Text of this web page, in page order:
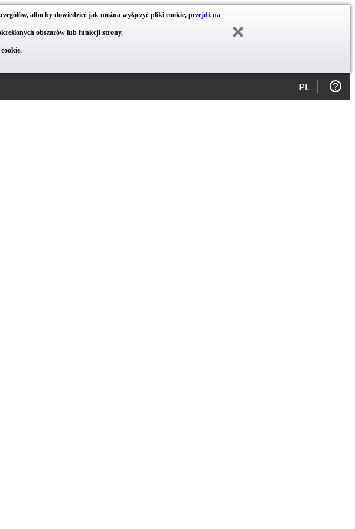
albo by dowiedzieć jak można wyłączyć pliki cookie, przejdź na
obszarów lub funkcji strony.
PL